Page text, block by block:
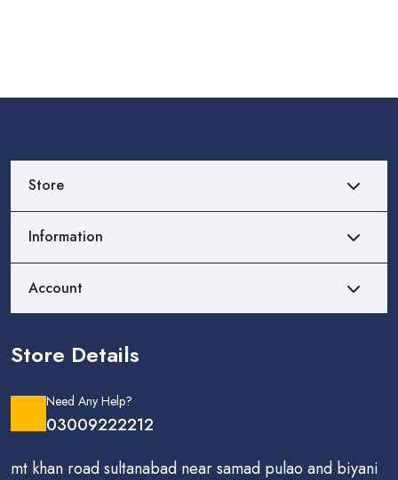
Store
Information
Account
Store Details
Need Any Help?
03009222212
mt khan road sultanabad near samad pulao and biyani